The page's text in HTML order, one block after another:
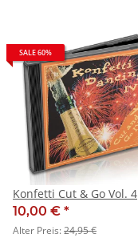
SALE 60%
Konfetti Cut & Go Vol. 4
10,00 € *
Alter Preis:24,95 €